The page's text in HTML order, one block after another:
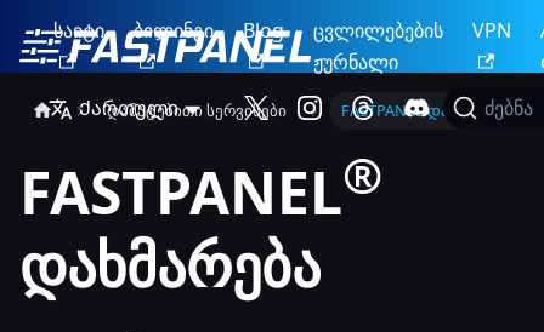
საიტი ბილინგი Blog
ცვლილებების
ჟურნალი
VPN
Ქართული
ძებნა
დამატებითი სერვისები FASTPANEL დახმარება
FASTPANEL®
დახმარება